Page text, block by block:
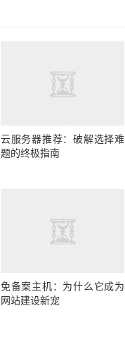
云服务器推荐：破解选择难
题的终极指南
免备案主机：为什么它成为
网站建设新宠